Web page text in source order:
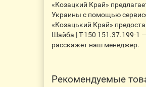
«Козацкий Край»
Украины с помощью
«Козацький Край»
Шайба | Т-150 151.37.199-1
расскажет наш менеджер.
Рекомендуемые